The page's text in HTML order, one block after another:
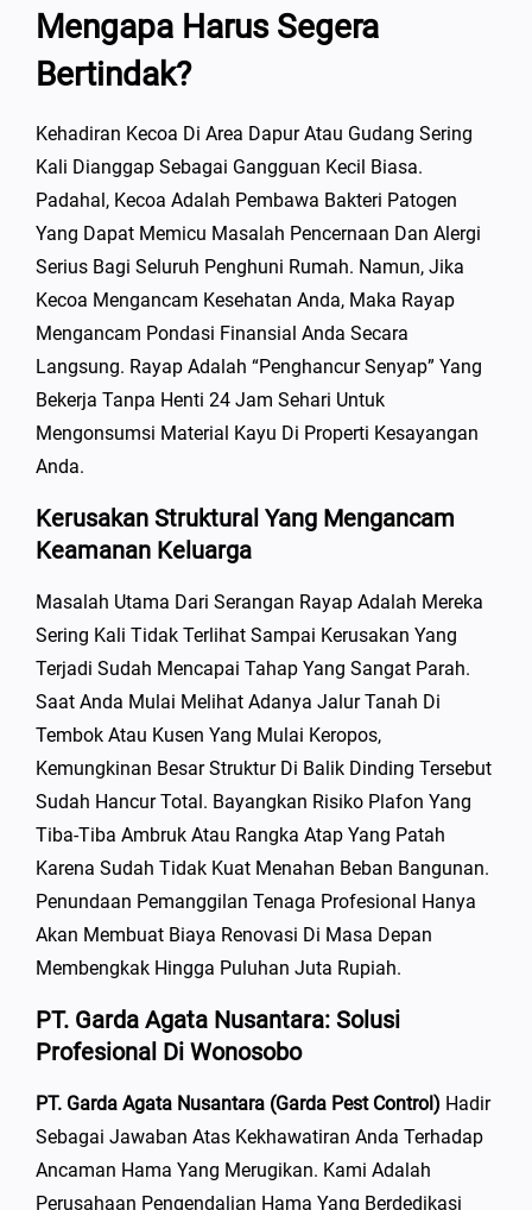
Mengapa Harus Segera
Bertindak?
Kehadiran Kecoa Di Area Dapur Atau Gudang Sering
Kali Dianggap Sebagai Gangguan Kecil Biasa.
Padahal, Kecoa Adalah Pembawa Bakteri Patogen
Yang Dapat Memicu Masalah Pencernaan Dan Alergi
Serius Bagi Seluruh Penghuni Rumah. Namun, Jika
Kecoa Mengancam Kesehatan Anda, Maka Rayap
Mengancam Pondasi Finansial Anda Secara
Langsung. Rayap Adalah “penghancur Senyap” Yang
Bekerja Tanpa Henti 24 Jam Sehari Untuk
Mengonsumsi Material Kayu Di Properti Kesayangan
Anda.
Kerusakan Struktural Yang Mengancam
Keamanan Keluarga
Masalah Utama Dari Serangan Rayap Adalah Mereka
Sering Kali Tidak Terlihat Sampai Kerusakan Yang
Terjadi Sudah Mencapai Tahap Yang Sangat Parah.
Saat Anda Mulai Melihat Adanya Jalur Tanah Di
Tembok Atau Kusen Yang Mulai Keropos,
Kemungkinan Besar Struktur Di Balik Dinding Tersebut
Sudah Hancur Total. Bayangkan Risiko Plafon Yang
Tiba-Tiba Ambruk Atau Rangka Atap Yang Patah
Karena Sudah Tidak Kuat Menahan Beban Bangunan.
Penundaan Pemanggilan Tenaga Profesional Hanya
Akan Membuat Biaya Renovasi Di Masa Depan
Membengkak Hingga Puluhan Juta Rupiah.
PT. Garda Agata Nusantara: Solusi
Profesional Di Wonosobo
PT. Garda Agata Nusantara (Garda Pest Control) Hadir
Sebagai Jawaban Atas Kekhawatiran Anda Terhadap
Ancaman Hama Yang Merugikan. Kami Adalah
Perusahaan Pengendalian Hama Yang Berdedikasi